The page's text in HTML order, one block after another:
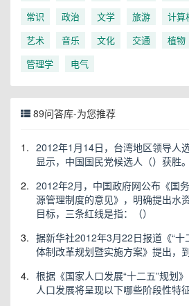
常识
政治 文学 旅游 计算
艺术
音乐 文化 交通 植物
管理学
电气
89问答库-为您推荐
1. 2012年1月14日，台湾地区领导人
显示，中国国民党候选人（）获胜。
2. 2012年2月，中国政府网公布《国
源管理制度的意见》，明确提出水
目标，三条红线是指：（）
3. 据新华社2012年3月22日报道《“十
体制改革规划暨实施方案》提出，
4. 根据《国家人口发展“十二五”规划
人口发展将呈现以下哪些阶段性特征